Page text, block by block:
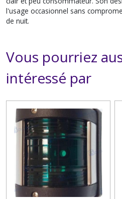
l'usage occasionnel sans
de nuit.
Vous pourriez
intéressé par